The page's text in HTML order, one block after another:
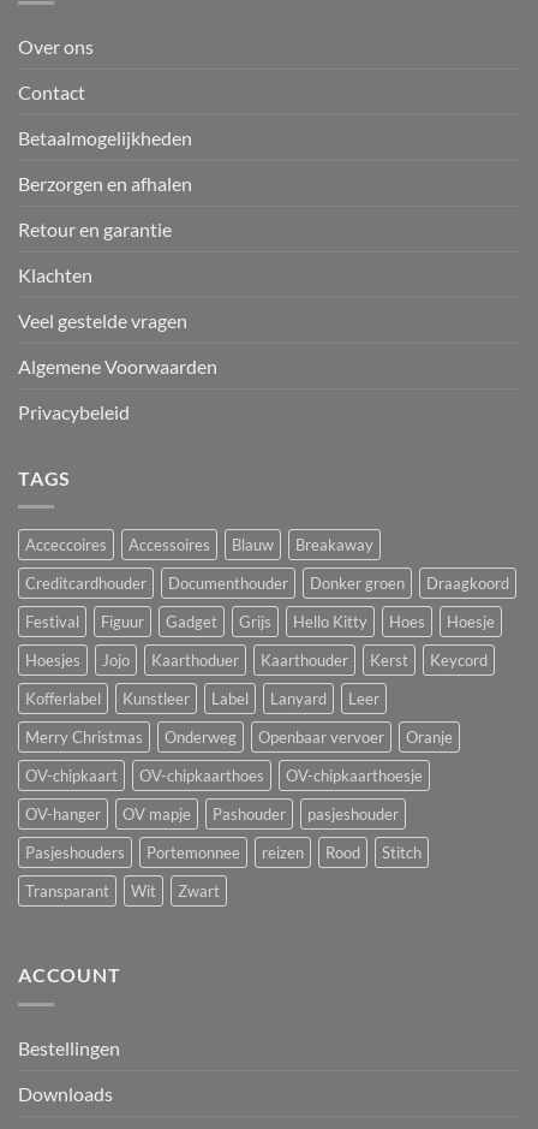
Over ons
Contact
Betaalmogelijkheden
Berzorgen en afhalen
Retour en garantie
Klachten
Veel gestelde vragen
Algemene Voorwaarden
Privacybeleid
TAGS
Acceccoires Accessoires Blauw
Breakaway
Creditcardhouder
Documenthouder Donker groen
Draagkoord
Festival
Figuur Gadget Grijs Hello Kitty Hoes
Hoesje
Hoesjes
Jojo Kaarthoduer Kaarthouder Kerst
Keycord
Kofferlabel
Kunstleer Label Lanyard
Leer
Merry Christmas
Onderweg Openbaar vervoer
Oranje
OV-chipkaart
OV-chipkaarthoes
OV-chipkaarthoesje
OV-hanger
OV mapje Pashouder
pasjeshouder
Pasjeshouders
Portemonnee reizen Rood
Stitch
Transparant
Wit Zwart
ACCOUNT
Bestellingen
Downloads